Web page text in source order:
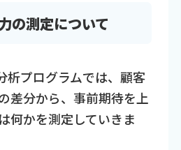
の測定について
析プログラムでは、顧客
差分から、事前期待を上
何かを測定していきま